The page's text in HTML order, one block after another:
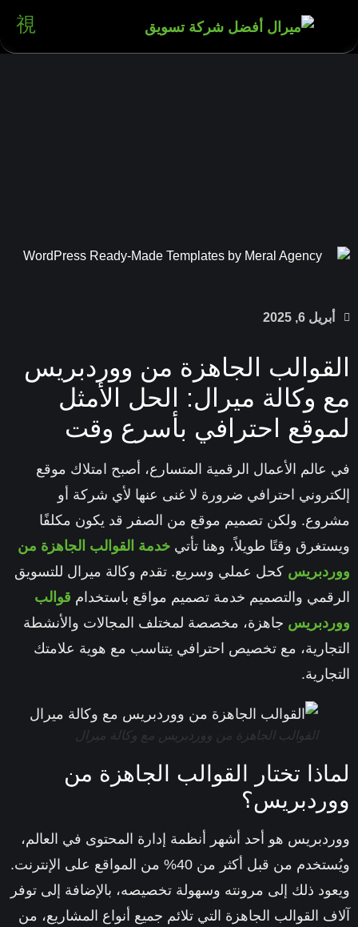
أبريل 6, 2025
الجاهزة من ووردبريس
وكالة ميرال: الحل الأمثل
احترافي بأسرع وقت
الأعمال الرقمية المتسارع، أصبح امتلاك موقع
احترافي ضرورة لا غنى عنها لأي شركة أو
ولكن تصميم موقع من الصفر قد يكون مكلفًا
وقتًا طويلاً، وهنا تأتيخدمة القوالب الجاهزة من
كحل عملي وسريع. تقدموكالة ميرال للتسويق
والتصميمخدمة تصميم مواقع باستخدامقوالب
جاهزة، مخصصة لمختلف المجالات والأنشطة
مع تخصيص احترافي يتناسب مع هوية علامتك
القوالب الجاهزة من ووردبريس مع وكالة ميرال
تختار القوالب الجاهزة من
هو أحد أشهر أنظمة إدارة المحتوى في العالم،
ويُستخدم من قبل أكثر من 40% من المواقع على الإنترنت.
ذلك إلى مرونته وسهولة تخصيصه، بالإضافة إلى توفر
القوالب الجاهزة التي تلائم جميع أنواع المشاريع، من